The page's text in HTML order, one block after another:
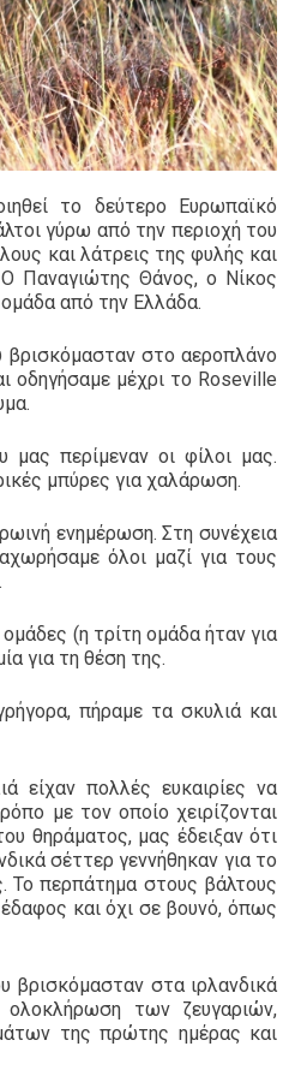
το δεύτερο Ευρωπαϊκό
γύρω από την περιοχή του
και λάτρεις της φυλής και
Παναγιώτης Θάνος, ο Νίκος
από την Ελλάδα.
βρισκόμασταν στο αεροπλάνο
οδηγήσαμε μέχρι το Roseville
μας περίμεναν οι φίλοι μας.
μπύρες για χαλάρωση.
ενημέρωση. Στη συνέχεια
όλοι μαζί για τους
(η τρίτη ομάδα ήταν για
για τη θέση της.
πήραμε τα σκυλιά και
είχαν πολλές ευκαιρίες να
με τον οποίο χειρίζονται
θηράματος, μας έδειξαν ότι
σέττερ γεννήθηκαν για το
Το περπάτημα στους βάλτους
και όχι σε βουνό, όπως
στα ιρλανδικά
ολοκλήρωση των ζευγαριών,
της πρώτης ημέρας και